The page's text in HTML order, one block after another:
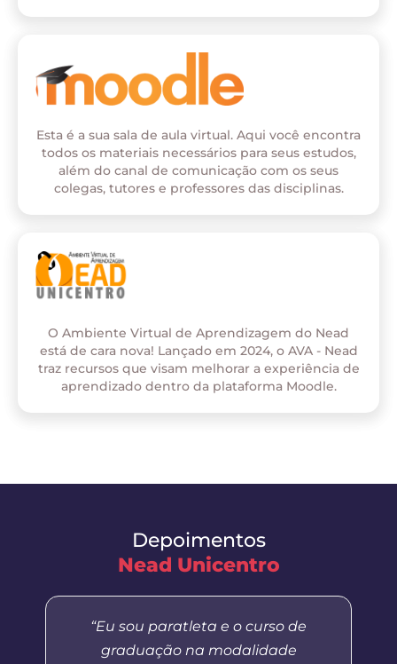
Esta é a sua sala de aula virtual. Aqui você encontra
todos os materiais necessários para seus estudos,
além do canal de comunicação com os seus
colegas, tutores e professores das disciplinas.
O Ambiente Virtual de Aprendizagem do Nead
está de cara nova! Lançado em 2024, o AVA - Nead
traz recursos que visam melhorar a experiência de
aprendizado dentro da plataforma Moodle.
Depoimentos
Nead Unicentro
“Eu sou paratleta e o curso de
graduação na modalidade